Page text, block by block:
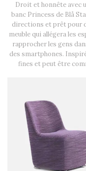
Droit et honnête avec
banc Princess de Blå
directions et prêt pour
meuble qui allégera les
rapprocher les gens
des smartphones.
fines et peut être